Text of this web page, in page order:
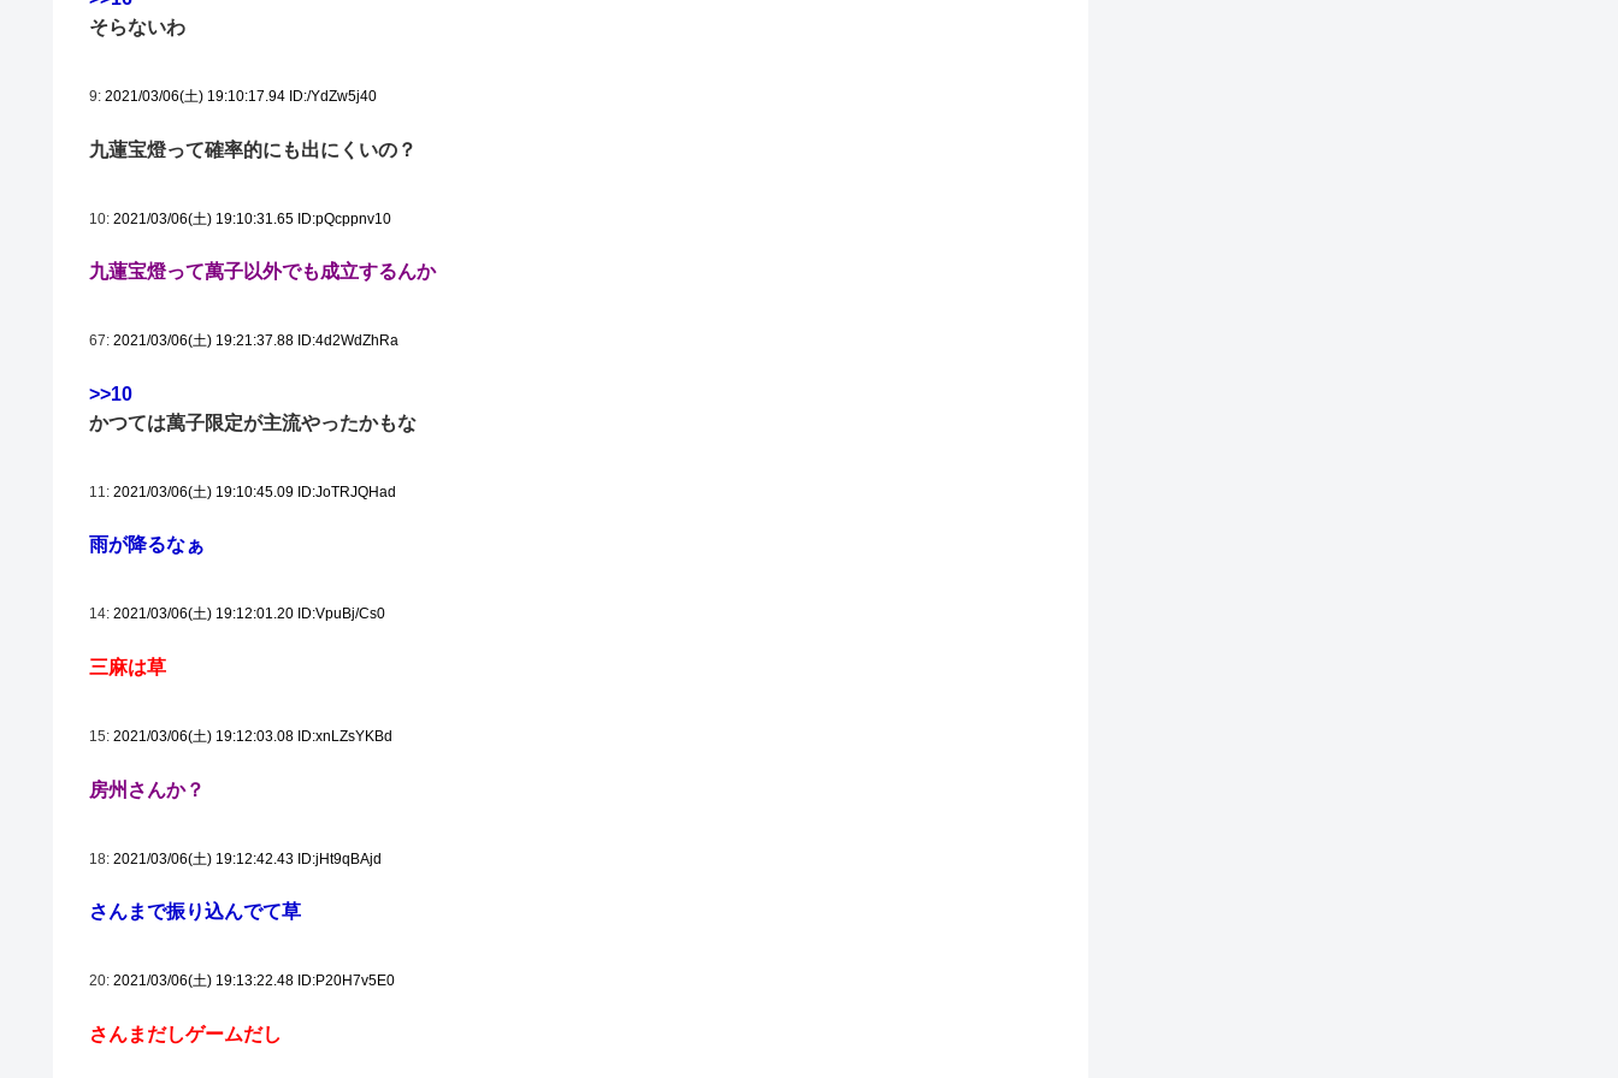
そらないわ
9: 2021/03/06(土) 19:10:17.94 ID:/YdZw5j40
九蓮宝燈って確率的にも出にくいの？
10: 2021/03/06(土) 19:10:31.65 ID:pQcppnv10
九蓮宝燈って萬子以外でも成立するんか
67: 2021/03/06(土) 19:21:37.88 ID:4d2WdZhRa
>>10
かつては萬子限定が主流やったかもな
11: 2021/03/06(土) 19:10:45.09 ID:JoTRJQHad
雨が降るなぁ
14: 2021/03/06(土) 19:12:01.20 ID:VpuBj/Cs0
三麻は草
15: 2021/03/06(土) 19:12:03.08 ID:xnLZsYKBd
房州さんか？
18: 2021/03/06(土) 19:12:42.43 ID:jHt9qBAjd
さんまで振り込んでて草
20: 2021/03/06(土) 19:13:22.48 ID:P20H7v5E0
さんまだしゲームだし